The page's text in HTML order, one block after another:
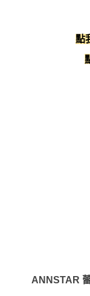
點
ANNSTAR